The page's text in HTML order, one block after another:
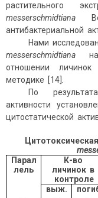
растительного
messerschmidtiana
антибактериальной
Нами
messerschmidtiana на
отношении
методике [14]
По
активности
цитостатической
Парал
лель
К-во
личинок в
контроле
выж.